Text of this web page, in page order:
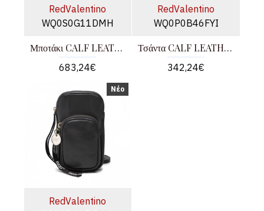
RedValentino
WQ0S0G11DMH
Μποτάκι CALF LEATHER
683,24€
RedValentino
WQ0P0B46FYI
Τσάντα CALF LEATHER - BOS TAURUS
342,24€
Νέο
RedValentino